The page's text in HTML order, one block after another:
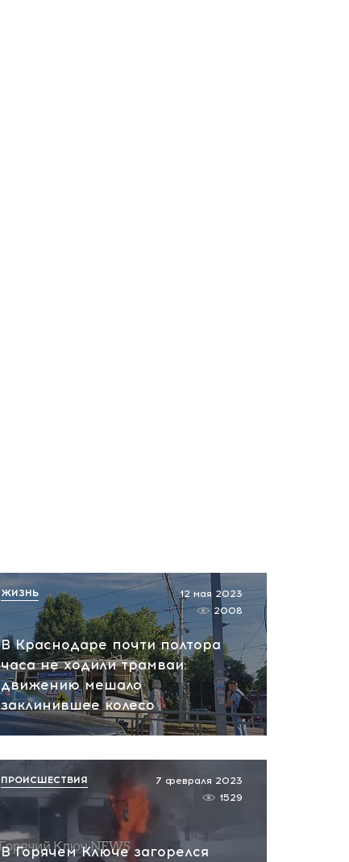
В Краснодаре почти полтора
часа не ходили трамваи:
движению мешало
заклинившее колесо
12 мая 2023
2008
ЖИЗНЬ
В Горячем Ключе загорелся
7 февраля 2023
1529
ПРОИСШЕСТВИЯ